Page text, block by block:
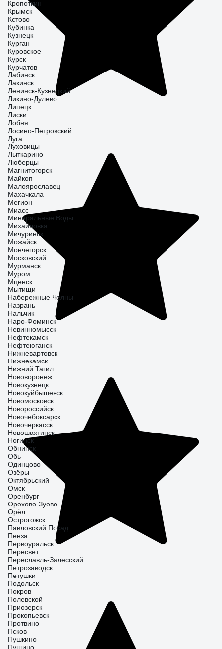
Кропоткин
Крымск
Кстово
Кубинка
Кузнецк
Курган
Куровское
Курск
Курчатов
Лабинск
Лакинск
Ленинск-Кузнецкий
Ликино-Дулево
Липецк
Лиски
Лобня
Лосино-Петровский
Луга
Луховицы
Лыткарино
Люберцы
Магнитогорск
Майкоп
Малоярославец
Махачкала
Мегион
Миасс
Минеральные Воды
Михайловка
Мичуринск
Можайск
Мончегорск
Московский
Мурманск
Муром
Мценск
Мытищи
Набережные Челны
Назрань
Нальчик
Наро-Фоминск
Невинномысск
Нефтекамск
Нефтеюганск
Нижневартовск
Нижнекамск
Нижний Тагил
Нововоронеж
Новокузнецк
Новокуйбышевск
Новомосковск
Новороссийск
Новочебоксарск
Новочеркасск
Новошахтинск
Ногинск
Обнинск
Обь
Одинцово
Озёры
Октябрьский
Омск
Оренбург
Орехово-Зуево
Орёл
Острогожск
Павловский Посад
Пенза
Первоуральск
Пересвет
Переславль-Залесский
Петрозаводск
Петушки
Подольск
Покров
Полевской
Приозерск
Прокопьевск
Протвино
Псков
Пушкино
Пущино